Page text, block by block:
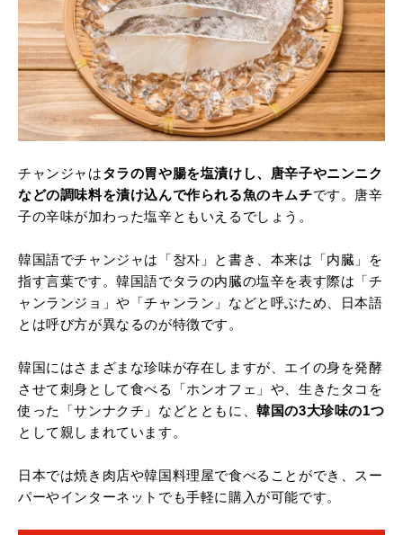
チャンジャはタラの胃や腸を塩漬けし、唐辛子やニンニク
などの調味料を漬け込んで作られる魚のキムチです。唐辛
子の辛味が加わった塩辛ともいえるでしょう。
韓国語でチャンジャは「창자」と書き、本来は「内臓」を
指す言葉です。韓国語でタラの内臓の塩辛を表す際は「チ
ャンランジョ」や「チャンラン」などと呼ぶため、日本語
とは呼び方が異なるのが特徴です。
韓国にはさまざまな珍味が存在しますが、エイの身を発酵
させて刺身として食べる「ホンオフェ」や、生きたタコを
使った「サンナクチ」などとともに、韓国の3大珍味の1つ
として親しまれています。
日本では焼き肉店や韓国料理屋で食べることができ、スー
パーやインターネットでも手軽に購入が可能です。